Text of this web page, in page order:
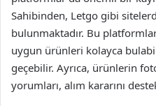
Sahibinden, Letgo gibi
bulunmaktadır. Bu
uygun ürünleri kolayca
geçebilir. Ayrıca, ürünlerin
yorumları, alım kararını